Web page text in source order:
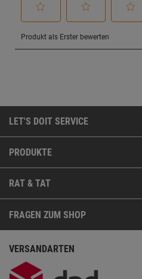
LET'S DOIT SERVICE
PRODUKTE
RAT & TAT
FRAGEN ZUM SHOP
VERSANDARTEN